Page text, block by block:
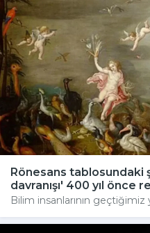
Rönesans tablosundaki
davranışı' 400 yıl önce
Bilim insanlarının geçtiğimiz